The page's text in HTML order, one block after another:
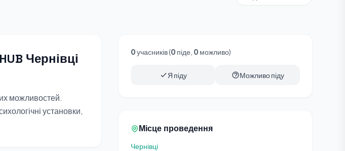
Чернівці
можливостей.
установки,
0учасників (0 піде, 0 можливо)
Я піду Можливо піду
Місце проведення
Чернівці